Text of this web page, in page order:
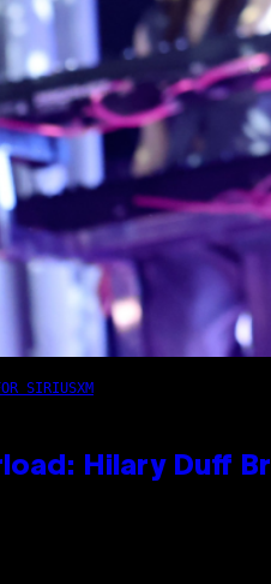
SIRIUSXM
Hilary Duff